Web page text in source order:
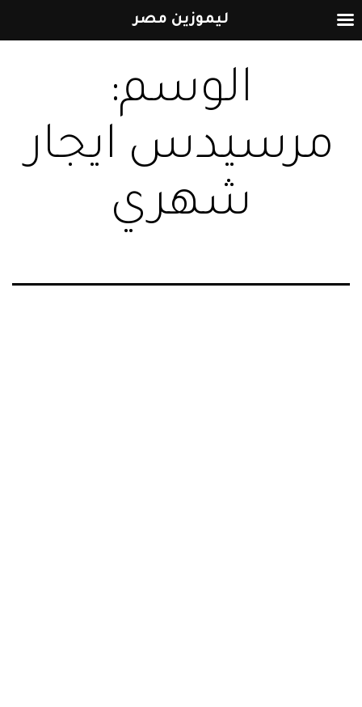
إلى
الوسم:
مرسيدس ايجار
شهري
ليموزين مصر